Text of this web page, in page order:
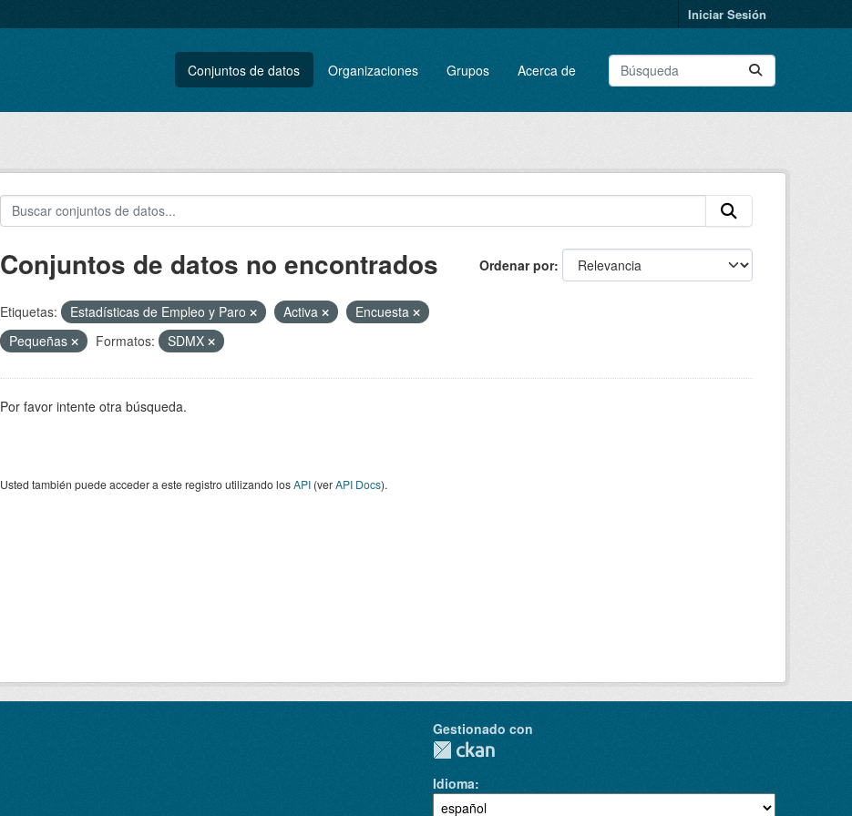
Iniciar Sesión
Conjuntos de datos Organizaciones Grupos Acerca de
Ordenar por
Conjuntos de datos no encontrados
Etiquetas: Estadísticas de Empleo y Paro Activa
Encuesta
Pequeñas
Formatos: SDMX
Por favor intente otra búsqueda.
Usted también puede acceder a este registro utilizando losAPI(verAPI Docs).
Gestionado con
Idioma